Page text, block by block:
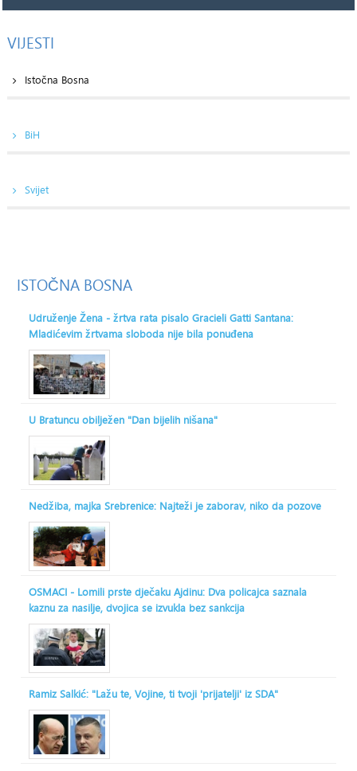
VIJESTI
Istočna Bosna
BiH
Svijet
ISTOČNA BOSNA
Udruženje Žena - žrtva rata pisalo Gracieli Gatti Santana:
Mladićevim žrtvama sloboda nije bila ponuđena
U Bratuncu obilježen "Dan bijelih nišana"
Nedžiba, majka Srebrenice: Najteži je zaborav, niko da pozove
OSMACI - Lomili prste dječaku Ajdinu: Dva policajca saznala
kaznu za nasilje, dvojica se izvukla bez sankcija
Ramiz Salkić: "Lažu te, Vojine, ti tvoji 'prijatelji' iz SDA"